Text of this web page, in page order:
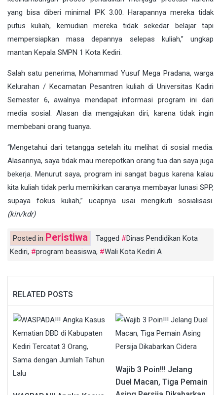
yang bisa diberi minimal IPK 3.00. Harapannya mereka tidak
putus kuliah, kemudian mereka tidak sekedar belajar tapi
mempersiapkan masa depannya selepas kuliah,” ungkap
mantan Kepala SMPN 1 Kota Kediri.
Salah satu penerima, Mohammad Yusuf Mega Pradana, warga
Kelurahan / Kecamatan Pesantren kuliah di Universitas Kadiri
Semester 6, awalnya mendapat informasi program ini dari
media sosial. Alasan dia mengajukan diri, karena tidak ingin
membebani orang tuanya.
“Mengetahui dari tetangga setelah itu melihat di sosial media.
Alasannya, saya tidak mau merepotkan orang tua dan saya juga
bekerja. Menurut saya, program ini sangat bagus karena kalau
kita kuliah tidak perlu memikirkan caranya membayar lunasi SPP,
supaya fokus kuliah,” ucapnya usai mengikuti sosialisasi.
(kin/kdr)
Posted in Peristiwa Tagged
Dinas Pendidikan Kota
Kediri, program beasiswa, Wali Kota Kediri A
RELATED POSTS
Wajib 3 Poin!!! Jelang
Duel Macan, Tiga Pemain